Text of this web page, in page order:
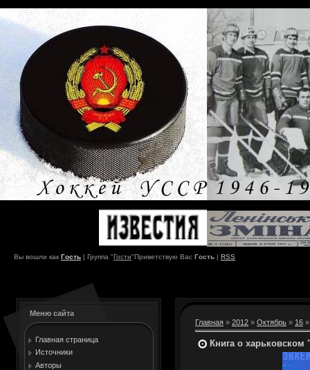
Вы вошли как Гость | Группа "Гости"Приветствую Вас Гость | RSS
Меню сайта
Главная страница
Источники
Авторы
Главная » 2012 » Октябрь » 16
Книга о